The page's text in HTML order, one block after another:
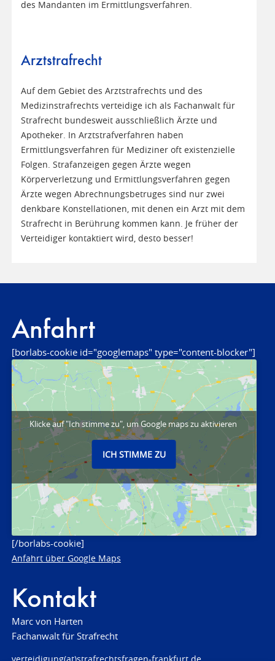
des Mandanten im Ermittlungsverfahren.
Arztstrafrecht
Auf dem Gebiet des Arztstrafrechts und des
Medizinstrafrechts verteidige ich als Fachanwalt für
Strafrecht bundesweit ausschließlich Ärzte und
Apotheker. In Arztstrafverfahren haben
Ermittlungsverfahren für Mediziner oft existenzielle
Folgen. Strafanzeigen gegen Ärzte wegen
Körperverletzung und Ermittlungsverfahren gegen
Ärzte wegen Abrechnungsbetruges sind nur zwei
denkbare Konstellationen, mit denen ein Arzt mit dem
Strafrecht in Berührung kommen kann. Je früher der
Verteidiger kontaktiert wird, desto besser!
Anfahrt
[borlabs-cookie id="googlemaps" type="content-blocker"]
Klicke auf "Ich stimme zu", um Google maps zu aktivieren
ICH STIMME ZU
[/borlabs-cookie]
Anfahrt über Google Maps
Kontakt
Marc von Harten
Fachanwalt für Strafrecht